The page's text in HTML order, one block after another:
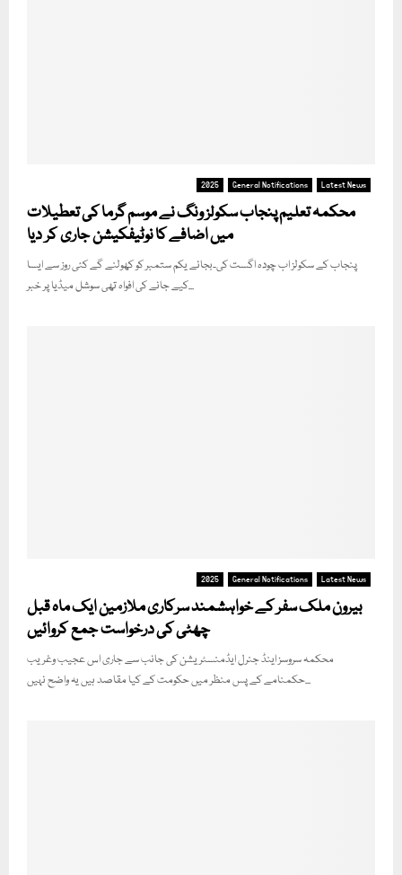
2025 General Notifications Latest News
محکمہ تعلیم پنجاب سکولز ونگ نے موسم گرما کی تعطیلات
میں اضافے کا نوٹیفکیشن جاری کر دیا
پنجاب کے سکولز اب چودہ اگست کی۔بجائے یکم ستمبر کو کھولنے گے کئی روز سے ایسا
کیے جانے کی افواہ تھی سوشل میڈیا پر خبر...
2025 General Notifications Latest News
بیرون ملک سفر کے خواہشمند سرکاری ملازمین ایک ماہ قبل
چھٹی کی درخواست جمع کروائیں
محکمہ سروسز اینڈ جنرل ایڈمنسٹریشن کی جانب سے جاری اس عجیب وغریب
حکمنامے کے پس منظر میں حکومت کے کیا مقاصد ہیں یہ واضح نہیں...